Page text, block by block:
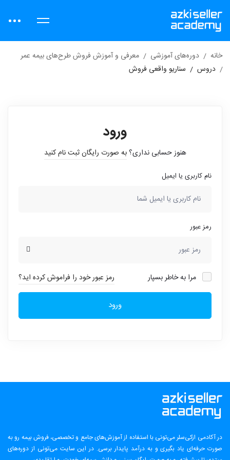
خانه دوره‌های آموزشی
معرفی و آموزش فروش طرح‌های بیمه عمر
دروس
سناریو واقعی فروش
ورود
هنوز حسابی نداری؟به صورت رایگان ثبت نام کنید
نام کاربری یا ایمیل
رمز عبور
مرا به خاطر بسپار رمز عبور خود را فراموش کرده اید؟
ورود
در آکادمی ازکی‌سلر می‌تونی با استفاده از آموزش‌های جامع و تخصصی، فروش بیمه رو به
صورت حرفه‌ای یاد بگیری و به درآمد پایدار برسی. در این سایت می‌تونی از دوره‌های